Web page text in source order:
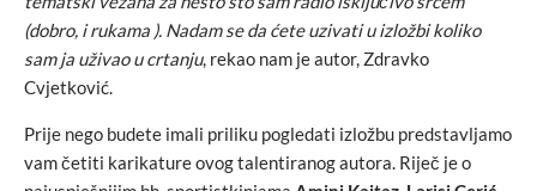
(dobro, i rukama ). Nadam se da ćete uzivati u izložbi koliko
sam ja uživao u crtanju, rekao nam je autor, Zdravko
Cvjetković.
Prije nego budete imali priliku pogledati izložbu predstavljamo
vam četiti karikature ovog talentiranog autora. Riječ je o